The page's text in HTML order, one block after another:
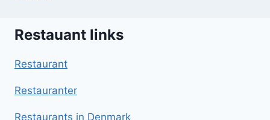
Restauant links
Restaurant
Restauranter
Restaurants in Denmark